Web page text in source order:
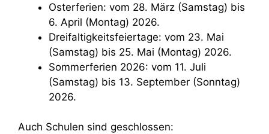
Osterferien: vom 28. März (Samstag) bis
6. April (Montag) 2026.
Dreifaltigkeitsfeiertage: vom 23. Mai
(Samstag) bis 25. Mai (Montag) 2026.
Sommerferien 2026: vom 11. Juli
(Samstag) bis 13. September (Sonntag)
2026.
Auch Schulen sind geschlossen: